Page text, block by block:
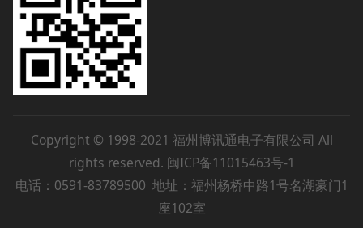
Copyright © 1998-2021 福州博讯通电子有限公司 All
rights reserved. 闽ICP备11015463号-1
电话：0591-83789500 地址：福州杨桥中路1号名湖豪门1
座102室